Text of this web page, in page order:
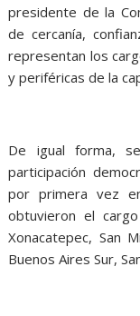
presidente de la
de cercanía,
representan los
y periféricas de la
De igual forma,
participación
por primera vez
obtuvieron el
Xonacatepec, San
Buenos Aires Sur,